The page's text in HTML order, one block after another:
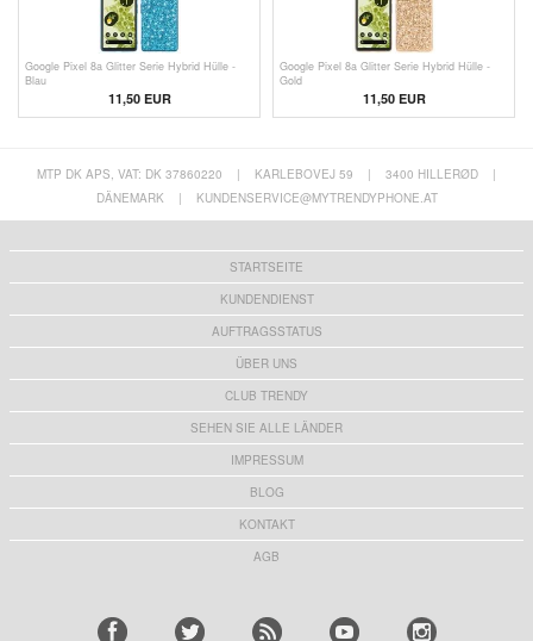
Google Pixel 8a Glitter Serie Hybrid Hülle -
Blau
11,50 EUR
Google Pixel 8a Glitter Serie Hybrid Hülle -
Gold
11,50 EUR
MTP DK APS, VAT: DK 37860220 | KARLEBOVEJ 59 | 3400 HILLERØD
|
DÄNEMARK
| KUNDENSERVICE@MYTRENDYPHONE.AT
STARTSEITE
KUNDENDIENST
AUFTRAGSSTATUS
ÜBER UNS
CLUB TRENDY
SEHEN SIE ALLE LÄNDER
IMPRESSUM
BLOG
KONTAKT
AGB